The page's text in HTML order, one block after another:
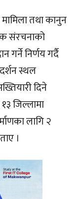
तथा कानुन
संरचनाको
गर्ने निर्णय गर्दै
स्थल
दिने
जिल्लामा
लागि २
।